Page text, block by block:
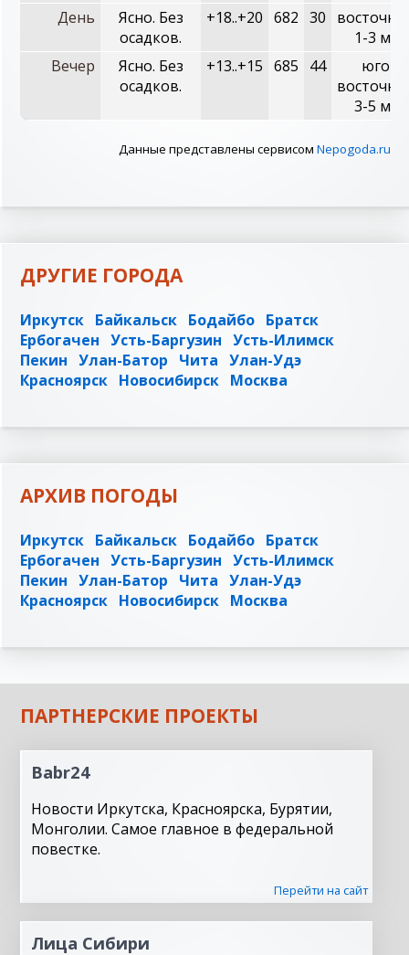
День
Ясно. Без
осадков.
+18..+20 682 30
1-3 м/с
Вечер
Ясно. Без
осадков.
+13..+15 685 44
юго-
3-5 м/с
Данные представлены сервисом Nepogoda.ru
ДРУГИЕ ГОРОДА
Иркутск Байкальск Бодайбо Братск
Ербогачен Усть-Баргузин Усть-Илимск
Пекин Улан-Батор Чита Улан-Удэ
Красноярск Новосибирск Москва
АРХИВ ПОГОДЫ
Иркутск Байкальск Бодайбо Братск
Ербогачен Усть-Баргузин Усть-Илимск
Пекин Улан-Батор Чита Улан-Удэ
Красноярск Новосибирск Москва
ПАРТНЕРСКИЕ ПРОЕКТЫ
Babr24
Новости Иркутска, Красноярска, Бурятии,
Монголии. Самое главное в федеральной
повестке.
Перейти на сайт
Лица Сибири